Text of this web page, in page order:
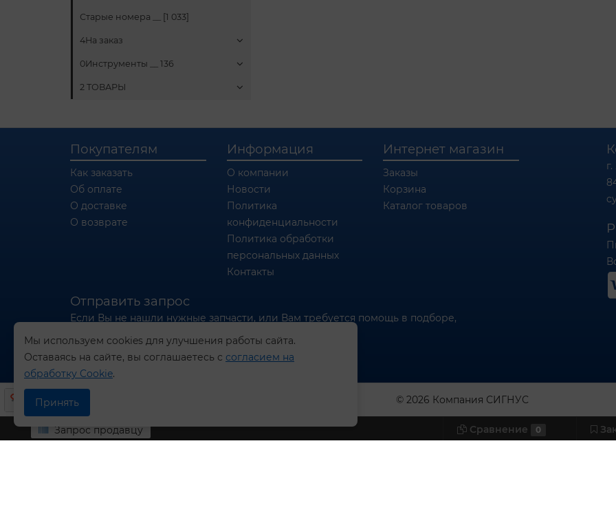
Старые номера __ [1 033]
4На заказ
0Инструменты __ 136
2 ТОВАРЫ
Покупателям
Как заказать
Об оплате
О доставке
О возврате
Информация
О компании
Новости
Политика
конфиденциальности
Политика обработки
персональных данных
Контакты
Интернет магазин
Заказы
Корзина
Каталог товаров
Отправить запрос
Если Вы не нашли нужные запчасти, или Вам требуется помощь в подборе,
отправьте нам запрос - мы Вам поможем
Отправить запрос продавцу
© 2026 Компания СИГНУС
Запрос продавцу Сравнение 0
Мы используем cookies для улучшения работы сайта.
Оставаясь на сайте, вы соглашаетесь с согласием на
обработку Cookie.
Принять